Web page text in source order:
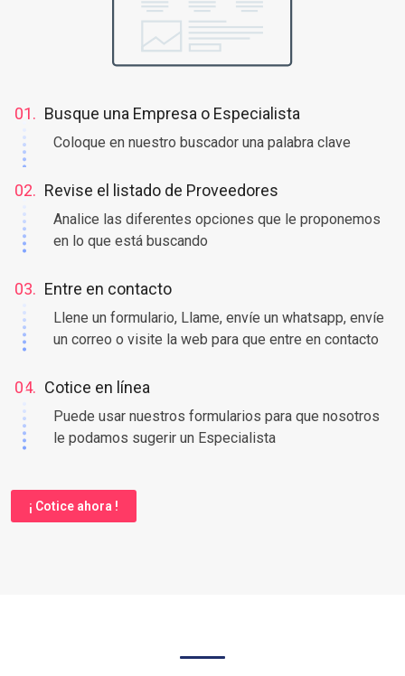
01. Busque una Empresa o Especialista
Coloque en nuestro buscador una palabra clave
02. Revise el listado de Proveedores
Analice las diferentes opciones que le proponemos
en lo que está buscando
03. Entre en contacto
Llene un formulario, Llame, envíe un whatsapp, envíe
un correo o visite la web para que entre en contacto
04. Cotice en línea
Puede usar nuestros formularios para que nosotros
le podamos sugerir un Especialista
¡ Cotice ahora !